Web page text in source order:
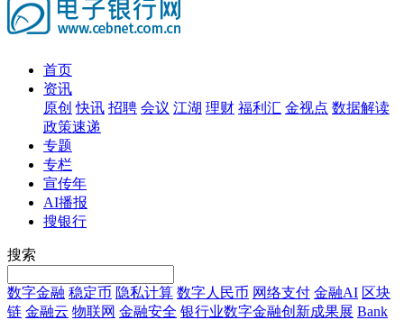
首页
资讯
原创 快讯 招聘 会议 江湖 理财 福利汇 金视点 数据解读
政策速递
专题
专栏
宣传年
AI播报
搜银行
搜索
数字金融 稳定币 隐私计算 数字人民币 网络支付 金融AI 区块
链 金融云 物联网 金融安全 银行业数字金融创新成果展 Bank